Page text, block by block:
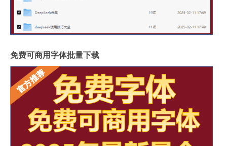
免费可商用字体批量下载